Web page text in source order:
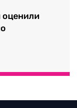
оценили